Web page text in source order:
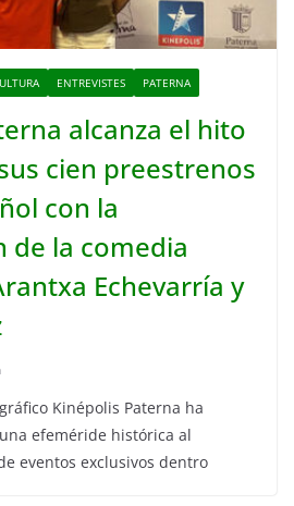
ENTREVISTES PATERNA
alcanza el hito
cien preestrenos
con la
de la comedia
Echevarría y
Kinépolis Paterna ha
efeméride histórica al
eventos exclusivos dentro